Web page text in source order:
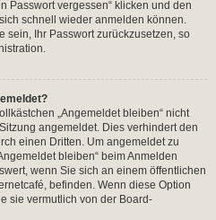
Passwort vergessen“ klicken und den
schnell wieder anmelden können.
sein, Ihr Passwort zurückzusetzen, so
„Angemeldet bleiben“ nicht
angemeldet. Dies verhindert den
einen Dritten. Um angemeldet zu
bleiben“ beim Anmelden
wenn Sie sich an einem öffentlichen
befinden. Wenn diese Option
sie vermutlich von der Board-